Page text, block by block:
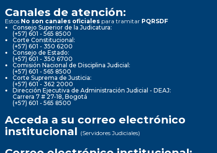
Canales de atención:
Estos No son canales oficiales para tramitar PQRSDF
Consejo Superior de la Judicatura:
(+57) 601 - 565 8500
Corte Constitucional:
(+57) 601 - 350 6200
Consejo de Estado:
(+57) 601 - 350 6700
Comisión Nacional de Disciplina Judicial:
(+57) 601 - 565 8500
Corte Suprema de Justicia:
(+57) 601 - 362 2000
Dirección Ejecutiva de Administración Judicial - DEAJ:
Carrera 7 # 27-18, Bogotá
(+57) 601 - 565 8500
Acceda a su correo electrónico
institucional (Servidores Judiciales)